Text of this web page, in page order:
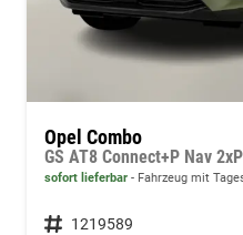
Opel Combo
GS AT8 Connect+P Nav
sofort lieferbar Fahrzeug mit
Fahrzeugnummer 1219589